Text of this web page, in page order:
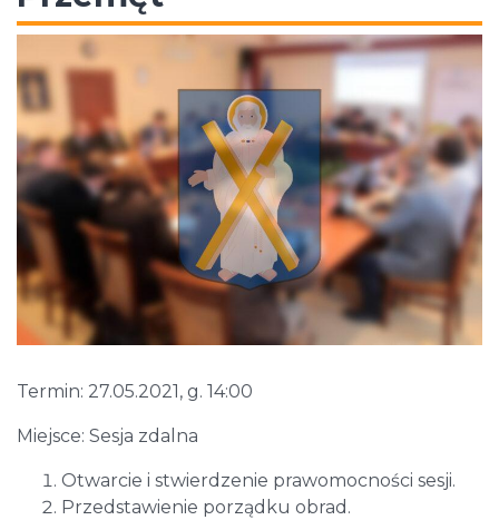
Termin: 27.05.2021, g. 14:00
Miejsce: Sesja zdalna
Otwarcie i stwierdzenie prawomocności sesji.
Przedstawienie porządku obrad.